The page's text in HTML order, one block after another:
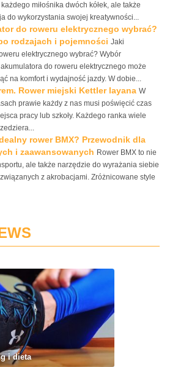
miłośnika dwóch kółek, ale także
do wykorzystania swojej kreatywności...
do roweru elektrycznego wybrać?
rodzajach i pojemności Jaki
elektrycznego wybrać? Wybór
do roweru elektrycznego może
na komfort i wydajność jazdy. W dobie...
Rower miejski Kettler layana W
prawie każdy z nas musi poświęcić czas
pracy lub szkoły. Każdego ranka wiele
rower BMX? Przewodnik dla
i zaawansowanych Rower BMX to nie
ale także narzędzie do wyrażania siebie
z akrobacjami. Zróżnicowane style
i dieta